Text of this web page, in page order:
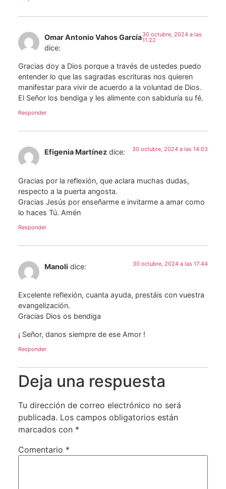
Omar Antonio Vahos García
dice:
30 octubre, 2024 a las
11:22
Gracias doy a Dios porque a través de ustedes puedo
entender lo que las sagradas escrituras nos quieren
manifestar para vivir de acuerdo a la voluntad de Dios.
El Señor los bendiga y les alimente con sabiduría su fé.
Responder
Efigenia Martínez dice: 30 octubre, 2024 a las 14:03
Gracias por la reflexión, que aclara muchas dudas,
respecto a la puerta angosta.
Gracias Jesús por enseñarme e invitarme a amar como
lo haces Tú. Amén
Responder
Manoli dice: 30 octubre, 2024 a las 17:44
Excelente reflexión, cuanta ayuda, prestáis con vuestra
evangelización.
Gracias Dios os bendiga
¡ Señor, danos siempre de ese Amor !
Responder
Deja una respuesta
Tu dirección de correo electrónico no será
publicada. Los campos obligatorios están
marcados con *
Comentario *